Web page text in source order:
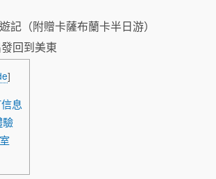
記（附贈卡薩布蘭卡半日游）
回到美東
]
息
驗